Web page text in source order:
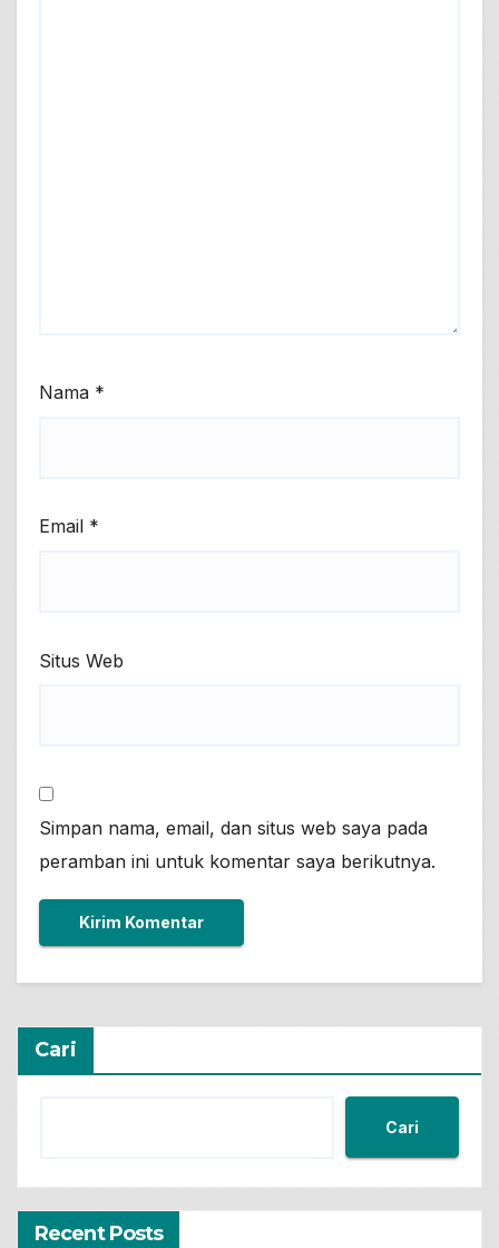
Nama *
Email *
Situs Web
Simpan nama, email, dan situs web saya pada
peramban ini untuk komentar saya berikutnya.
Cari
Cari
Recent Posts